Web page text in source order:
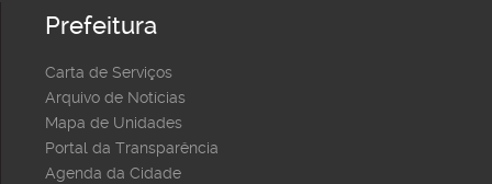
Prefeitura
Carta de Serviços
Arquivo de Notícias
Mapa de Unidades
Portal da Transparência
Agenda da Cidade